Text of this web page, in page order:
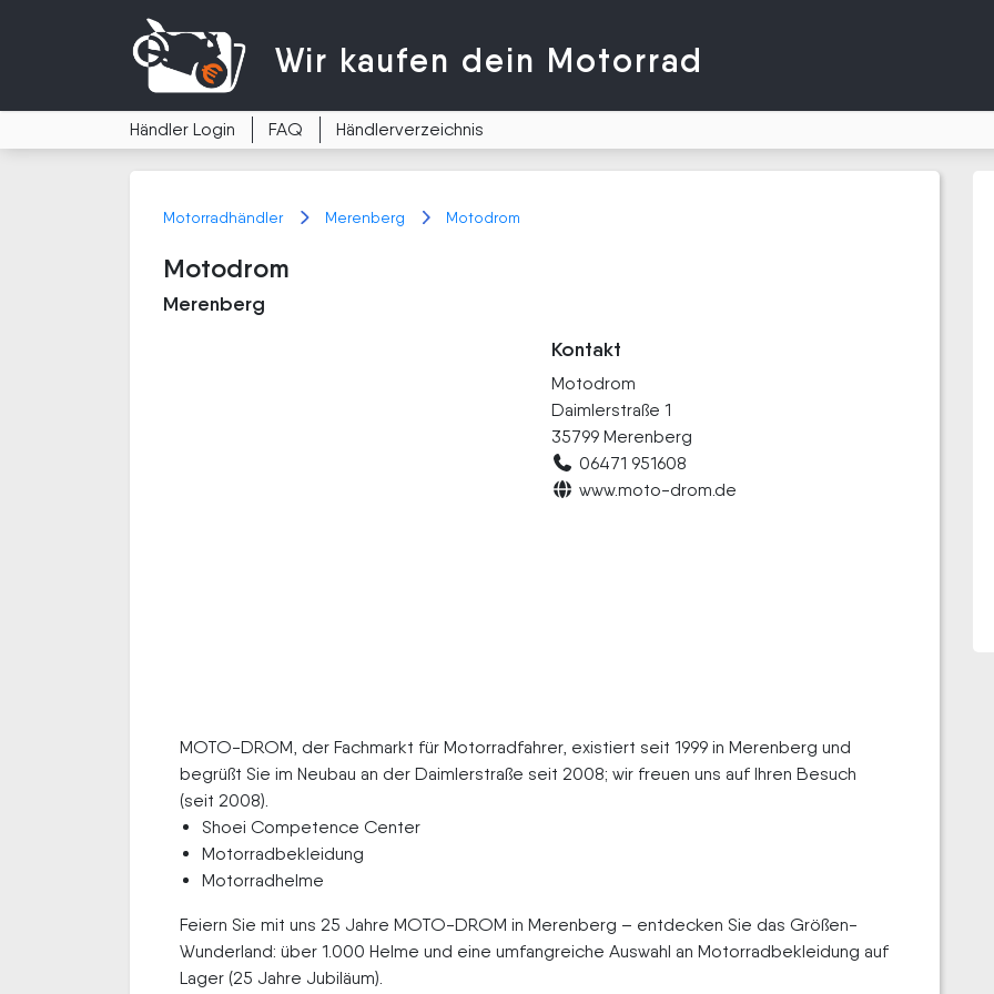
Wir kaufen dein Motorrad
Händler Login FAQ Händlerverzeichnis
Motorradhändler Merenberg Motodrom
Motodrom
Merenberg
Kontakt
Motodrom
Daimlerstraße 1
35799 Merenberg
06471 951608
www.moto-drom.de
MOTO-DROM, der Fachmarkt für Motorradfahrer, existiert seit 1999 in Merenberg und
begrüßt Sie im Neubau an der Daimlerstraße seit 2008; wir freuen uns auf Ihren Besuch
(seit 2008).
Shoei Competence Center
Motorradbekleidung
Motorradhelme
Feiern Sie mit uns 25 Jahre MOTO-DROM in Merenberg – entdecken Sie das Größen-
Wunderland: über 1.000 Helme und eine umfangreiche Auswahl an Motorradbekleidung auf
Lager (25 Jahre Jubiläum).